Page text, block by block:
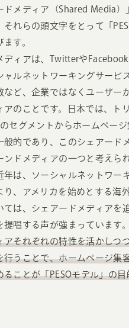
ドメディア（Shared Media）
それらの頭文字をとって「
す。
ディアは、Twitterや
ャルネットワーキングサービ
など、企業ではなくユーザー
アのことです。日本では、ト
セグメントからホームペー
般的であり、このシェアード
ンドメディアの一つと考えら
年は、ソーシャルネットワー
り、アメリカを始めとする海
ては、シェアードメディアを
提唱する声が強まっています
アそれぞれの特性を活かしつ
行うことで、ホームページ集
ることが「PESOモデル」の目